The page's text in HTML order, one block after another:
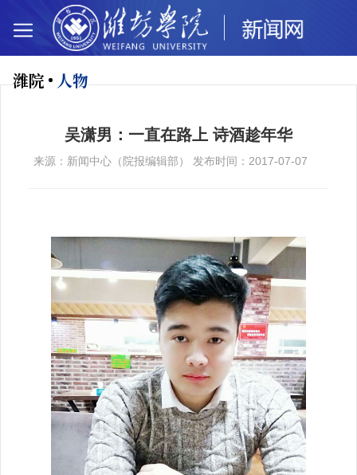
潍院 人物
吴潇男：一直在路上 诗酒趁年华
来源：新闻中心（院报编辑部） 发布时间：2017-07-07